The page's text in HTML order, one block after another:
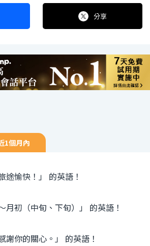
分享
1個月內
途愉快！」 的英語！
月初（中旬、下旬）」 的英語！
謝你的關心。」 的英語！